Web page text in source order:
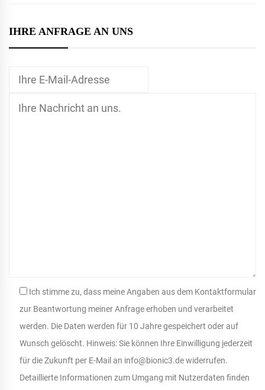
IHRE ANFRAGE AN UNS
Ich stimme zu, dass meine Angaben aus dem Kontaktformular
zur Beantwortung meiner Anfrage erhoben und verarbeitet
werden. Die Daten werden für 10 Jahre gespeichert oder auf
Wunsch gelöscht. Hinweis: Sie können Ihre Einwilligung jederzeit
für die Zukunft per E-Mail an info@bionic3.de widerrufen.
Detaillierte Informationen zum Umgang mit Nutzerdaten finden